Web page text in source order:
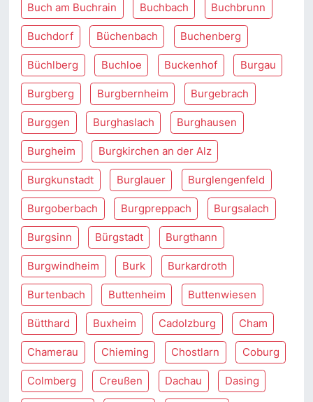
Buch am Buchrain Buchbach Buchbrunn
Buchdorf Büchenbach Buchenberg
Büchlberg Buchloe Buckenhof Burgau
Burgberg Burgbernheim Burgebrach
Burggen Burghaslach Burghausen
Burgheim Burgkirchen an der Alz
Burgkunstadt Burglauer Burglengenfeld
Burgoberbach Burgpreppach Burgsalach
Burgsinn Bürgstadt Burgthann
Burgwindheim Burk Burkardroth
Burtenbach Buttenheim Buttenwiesen
Bütthard Buxheim Cadolzburg Cham
Chamerau Chieming Chostlarn Coburg
Colmberg Creußen Dachau Dasing